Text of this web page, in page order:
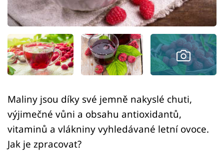
Přihlášení
Sledujte nás
Maliny jsou díky své jemně nakyslé chuti,
výjimečné vůni a obsahu antioxidantů,
vitaminů a vlákniny vyhledávané letní ovoce.
Jak je zpracovat?